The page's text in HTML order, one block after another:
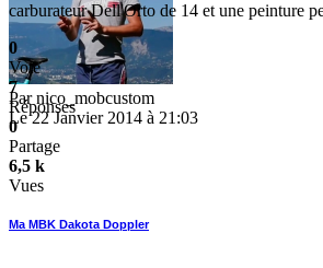
Parnico_mobcustom
Le 22 Janvier 2014 à 21:03
carburateur Dell'Orto de 14 et une peinture
0
Vote
7
Réponses
0
Partage
6,5 k
Vues
Ma MBK Dakota Doppler